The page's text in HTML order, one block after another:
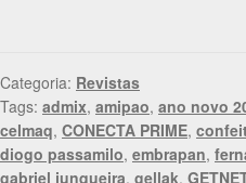
Categoria: Revistas
Tags: admix, amipao, ano novo
celmaq, CONECTA PRIME,
diogo passamilo, embrapan,
gabriel junqueira, gellak,